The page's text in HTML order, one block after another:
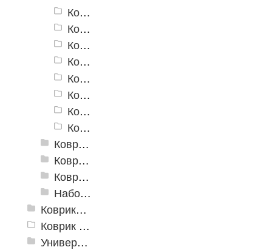
Коврики для ванн «V-Line» 7019
Коврики для ванн «V-Line» 7101 C
Коврики для ванн «V-Line» 7101 GR
Коврики для ванн «V-Line» 7120
Коврики для ванн «V-Line» 7147
Коврики для ванн «V-Line» V4C
Коврики для ванн «V-Line» V7
Коврики для ванн «V-Line» V13
Коврики для ванн «V-Line», фотопечать
Коврики для ванн против скольжения
Коврики для ванной
Набор ковриков
Коврики и дорожки пористые (Лапша)
Коврик флокированный
Универсальные коврики